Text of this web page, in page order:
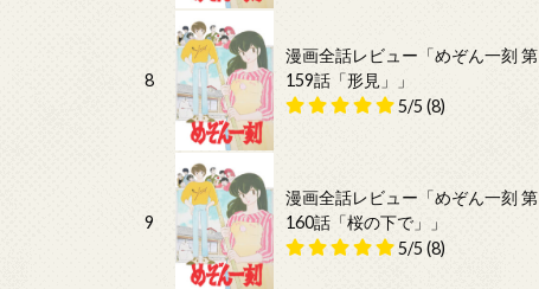
8
漫画全話レビュー「めぞん一刻 第
159話「形見」」
5/5 (8)
9
漫画全話レビュー「めぞん一刻 第
160話「桜の下で」」
5/5 (8)